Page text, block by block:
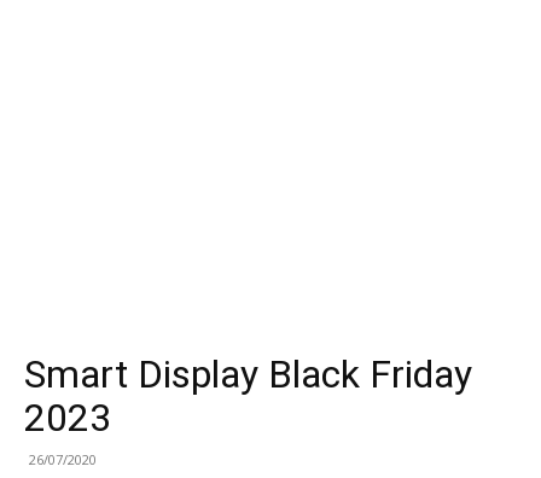
Smart Display Black Friday
2023
26/07/2020